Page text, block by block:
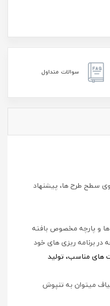
سوالات متداول
کمتر از ۳۰ درجه و عدم اتو با درجه حرارت بالا بر روی سطح طرح ها، پیشنهاد
ها و پارچه مخصوص بافته
برنامه ریزی های خود
های مناسب، تولید
میتوان به تنپوش